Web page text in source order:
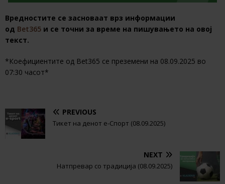
Вредностите се засноваат врз информации
од Bet365 и се точни за време на пишувањето на овој
текст.
*Коефициентите од Bet365 се преземени на 08.09.2025 во
07:30 часот*
PREVIOUS
Тикет на денот е-Спорт (08.09.2025)
NEXT
Натпревар со традиција (08.09.2025)